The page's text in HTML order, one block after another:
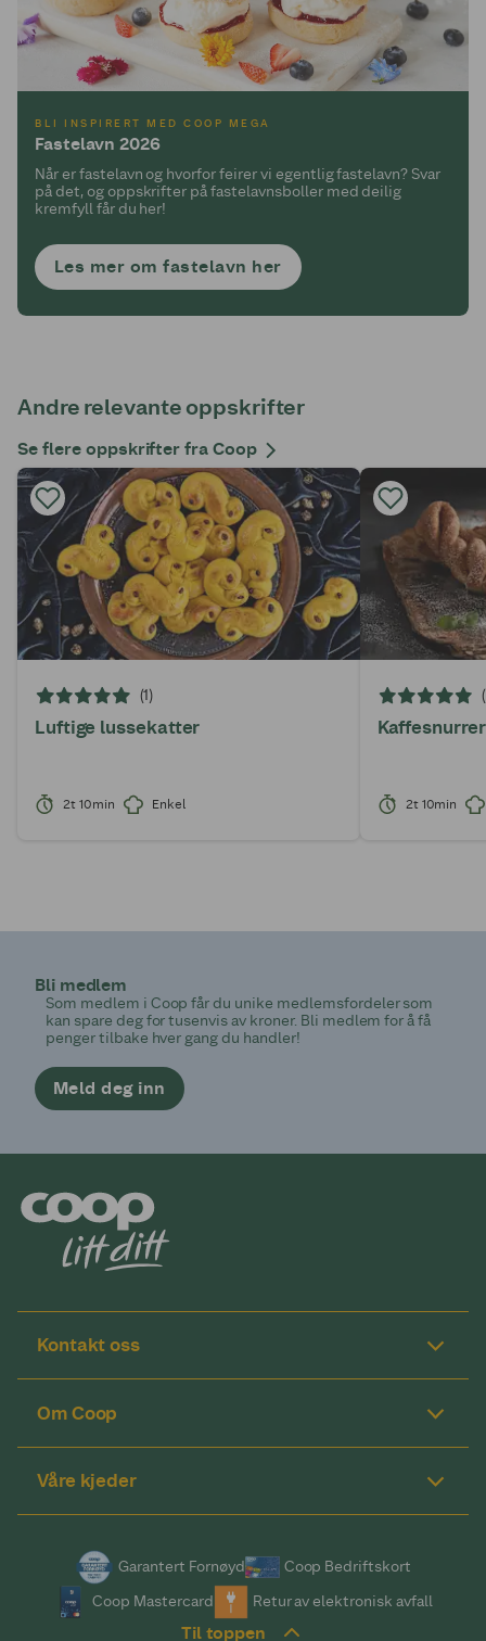
BLI INSPIRERT MED COOP MEGA
Fastelavn 2026
Når er fastelavn og hvorfor feirer vi egentlig fastelavn? Svar
på det, og oppskrifter på fastelavnsboller med deilig
kremfyll får du her!
Les mer om fastelavn her
Andre relevante oppskrifter
Se flere oppskrifter fra Coop
(1)
Luftige lussekatter
2t 10min Enkel
Kaffesnurrer
2t 10min
Bli medlem
Som medlem i Coop får du unike medlemsfordeler som
kan spare deg for tusenvis av kroner. Bli medlem for å få
penger tilbake hver gang du handler!
Meld deg inn
Kontakt oss
Om Coop
Våre kjeder
Garantert Fornøyd
Coop Bedriftskort
Coop Mastercard
Retur av elektronisk avfall
Til toppen